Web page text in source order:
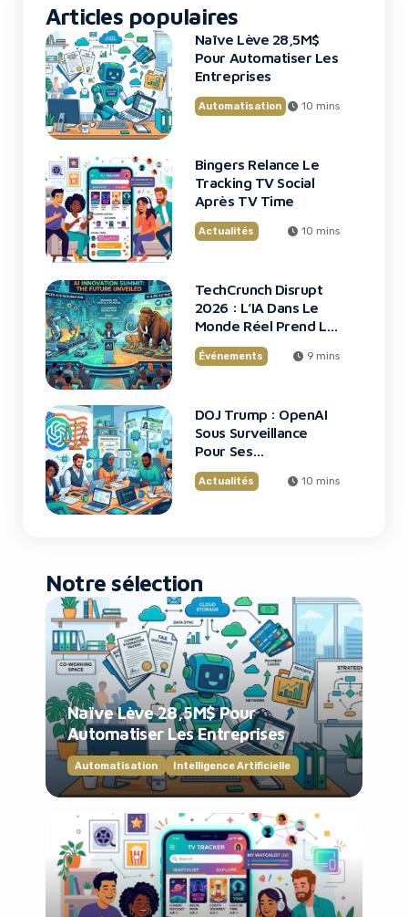
Articles populaires
Naïve Lève 28,5M$
Pour Automatiser Les
Entreprises
Automatisation 10 mins
Bingers Relance Le
Tracking TV Social
Après TV Time
Actualités 10 mins
TechCrunch Disrupt
2026 : L’IA Dans Le
Monde Réel Prend La
Scène
Événements 9 mins
DOJ Trump : OpenAI
Sous Surveillance
Pour Ses
Recrutements
Actualités 10 mins
Notre sélection
Naïve Lève 28,5M$ Pour
Automatiser Les Entreprises
Automatisation Intelligence Artificielle